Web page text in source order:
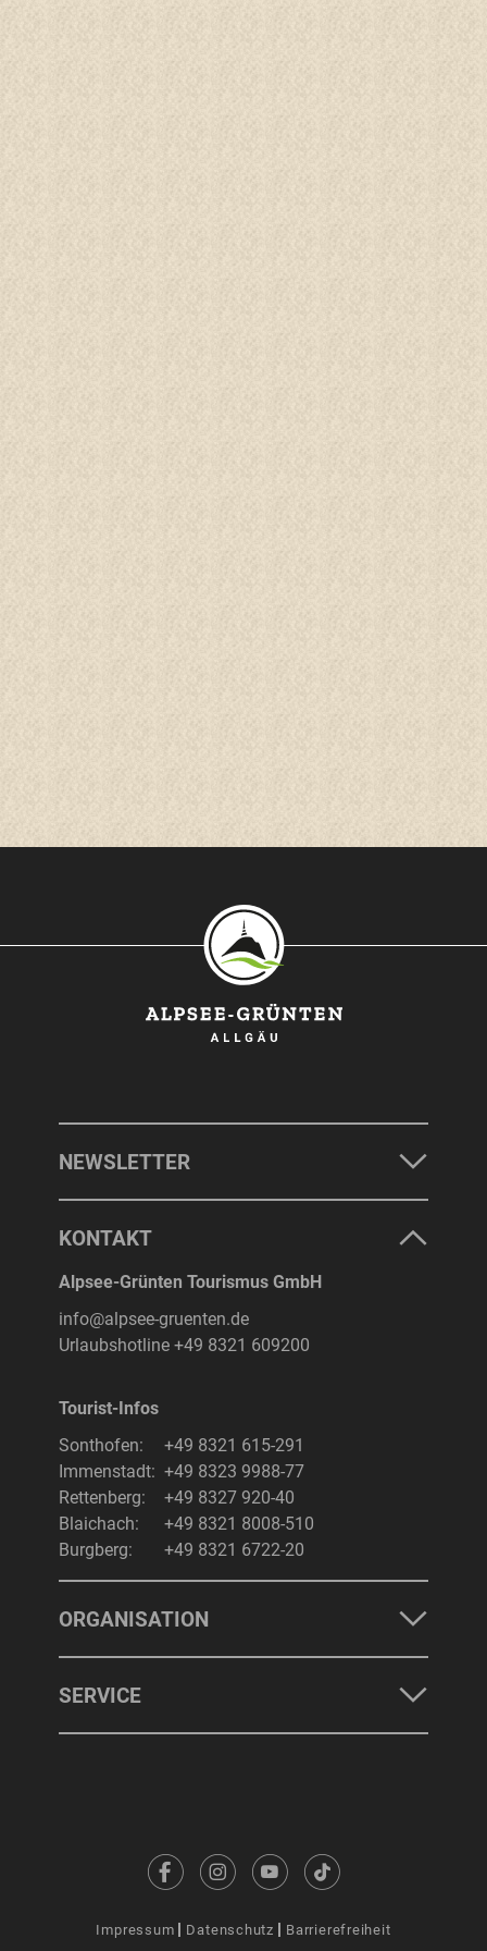
NEWSLETTER
KONTAKT
Alpsee-Grünten Tourismus GmbH
info@alpsee-gruenten.de
Urlaubshotline +49 8321 609200
Tourist-Infos
Sonthofen:
+49 8321 615-291
Immenstadt: +49 8323 9988-77
Rettenberg:
+49 8327 920-40
Blaichach:
+49 8321 8008-510
Burgberg:
+49 8321 6722-20
ORGANISATION
SERVICE
Impressum Datenschutz Barrierefreiheit